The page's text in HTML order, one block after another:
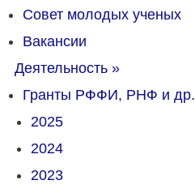
Совет молодых ученых
Вакансии
Деятельность »
Гранты РФФИ, РНФ и др.
2025
2024
2023